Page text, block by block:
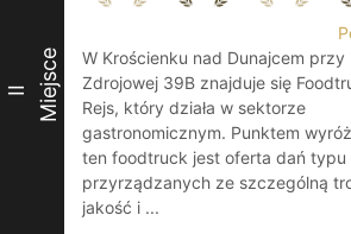
II Miejsce
W Krościenku nad Dunajcem przy
Zdrojowej 39B znajduje się
Rejs, który działa w sektorze
gastronomicznym. Punktem
ten foodtruck jest oferta dań typu
przyrządzanych ze szczególną
jakość i ...